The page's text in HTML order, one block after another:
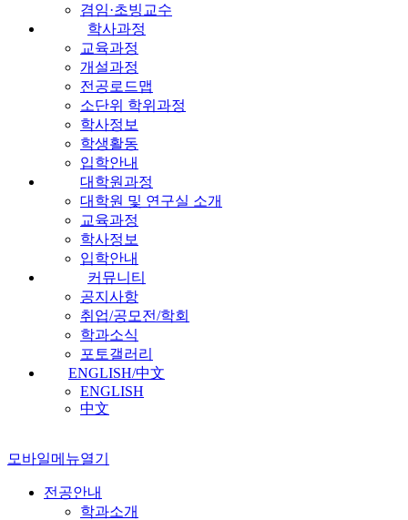
겸임·초빙교수
학사과정
교육과정
개설과정
전공로드맵
소단위 학위과정
학사정보
학생활동
입학안내
대학원과정
대학원 및 연구실 소개
교육과정
학사정보
입학안내
커뮤니티
공지사항
취업/공모전/학회
학과소식
포토갤러리
ENGLISH/中文
ENGLISH
中文
모바일메뉴열기
전공안내
학과소개